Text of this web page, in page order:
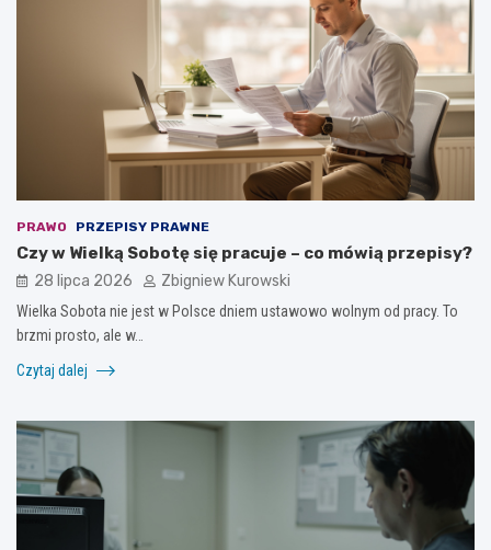
PRAWO PRZEPISY PRAWNE
Czy w Wielką Sobotę się pracuje – co mówią przepisy?
28 lipca 2026 Zbigniew Kurowski
Wielka Sobota nie jest w Polsce dniem ustawowo wolnym od pracy. To
brzmi prosto, ale w…
Czytaj dalej